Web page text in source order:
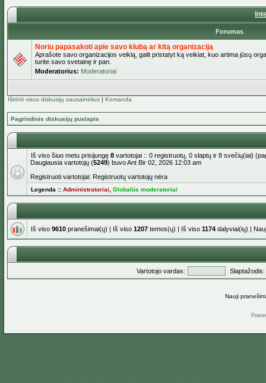
Forumas
Noriu papasakoti apie savo klubą ar kitą organizaciją
Aprašote savo organizacijos veiklą, galit pristatyt ką veikiat, kuo artima jūsų
turite savo svetainę ir pan.
Moderatorius: Moderatoriai
Ištrinti visus diskusijų sausainėlius | Komanda
Pagrindinis diskusijų puslapis
Iš viso šiuo metu prisijungę 8 vartotojai :: 0 registruotų, 0 slaptų ir 8 svečių(iai)
Daugiausia vartotojų (5249) buvo Ant Bir 02, 2026 12:03 am
Registruoti vartotojai: Registruotų vartotojų nėra
Legenda :: Administratoriai Globalūs moderatoriai
Iš viso 9610 pranešimai(ų) | Iš viso 1207 temos(ų) | Iš viso 1174 dalyviai(ių) |
Vartotojo vardas: Slaptažodis:
Nauji